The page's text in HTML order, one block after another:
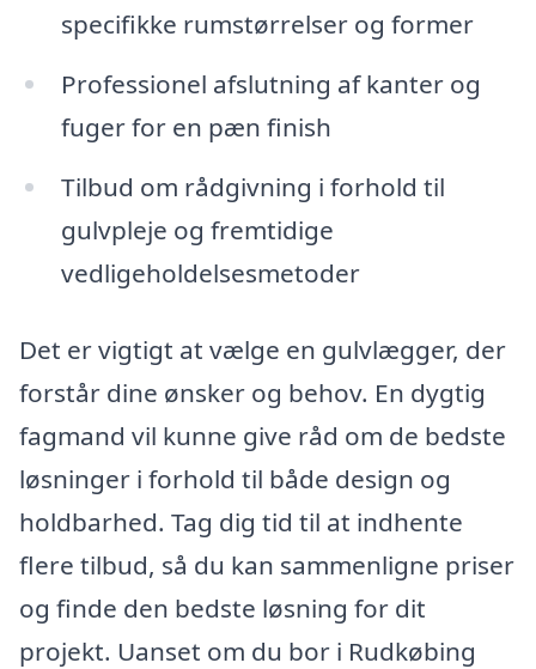
specifikke rumstørrelser og former
Professionel afslutning af kanter og
fuger for en pæn finish
Tilbud om rådgivning i forhold til
gulvpleje og fremtidige
vedligeholdelsesmetoder
Det er vigtigt at vælge en gulvlægger, der
forstår dine ønsker og behov. En dygtig
fagmand vil kunne give råd om de bedste
løsninger i forhold til både design og
holdbarhed. Tag dig tid til at indhente
flere tilbud, så du kan sammenligne priser
og finde den bedste løsning for dit
projekt. Uanset om du bor i Rudkøbing